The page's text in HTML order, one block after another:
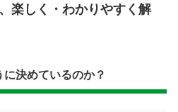
楽しく・わかりやすく解
決めているのか？